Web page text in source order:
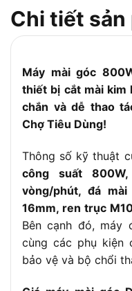
mài
M10
Đường kính
Đường kính
trong đá mài
16mm
Trọng lượng
2.0kg
Loại mô tơ
Mô tơ
Tính năng nổi
Thiết
hiệu
Phụ kiện đi
Tay
Thời gian bảo
hành
12
Chi tiết sản
Máy mài góc
thiết bị cắt mài kim
chắn và dễ thao
Chợ Tiêu Dùng!
Thông số kỹ thuật
công suất
vòng/phút, đá
16mm, ren trục
Bên cạnh đó,
cùng các phụ kiện
bảo vệ và bộ chổi